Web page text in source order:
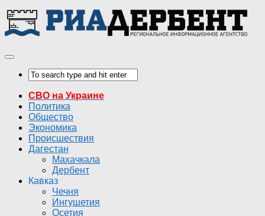
СВО на Украине
Политика
Общество
Экономика
Происшествия
Дагестан
Махачкала
Дербент
Кавказ
Чечня
Ингушетия
Осетия